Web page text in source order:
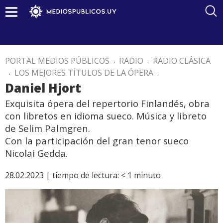
PORTAL MEDIOS PÚBLICOS . RADIO . RADIO CLÁSICA
. LOS MEJORES TÍTULOS DE LA ÓPERA .
Daniel Hjort
Exquisita ópera del repertorio Finlandés, obra
con libretos en idioma sueco. Música y libreto
de Selim Palmgren.
Con la participación del gran tenor sueco
Nicolai Gedda.
28.02.2023 | tiempo de lectura: < 1 minuto